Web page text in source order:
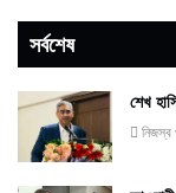
সর্বশেষ
শেখ
নিজস্ব